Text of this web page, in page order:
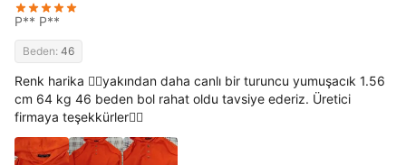
P** P**
Beden: 46
Renk harika 👍🏻yakından daha canlı bir turuncu yumuşacık 1.56
cm 64 kg 46 beden bol rahat oldu tavsiye ederiz. Üretici
firmaya teşekkürler👍🏻